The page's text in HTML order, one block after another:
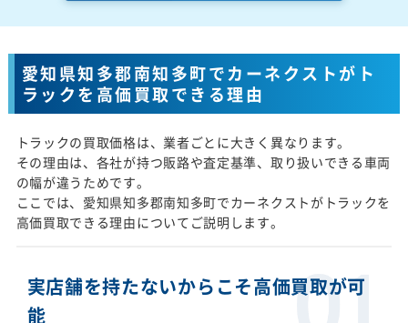
愛知県知多郡南知多町でカーネクストがト
ラックを高価買取できる理由
トラックの買取価格は、業者ごとに大きく異なります。
その理由は、各社が持つ販路や査定基準、取り扱いできる車両
の幅が違うためです。
ここでは、愛知県知多郡南知多町でカーネクストがトラックを
高価買取できる理由についてご説明します。
実店舗を持たないからこそ高価買取が可
能